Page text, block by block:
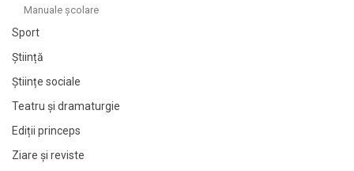
Manuale şcolare
Sport
Știință
Științe sociale
Teatru și dramaturgie
Ediții princeps
Ziare şi reviste